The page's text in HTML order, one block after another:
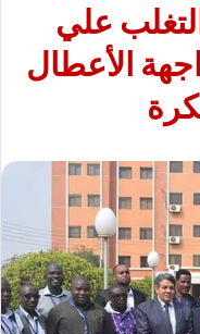
علي
الأعطال